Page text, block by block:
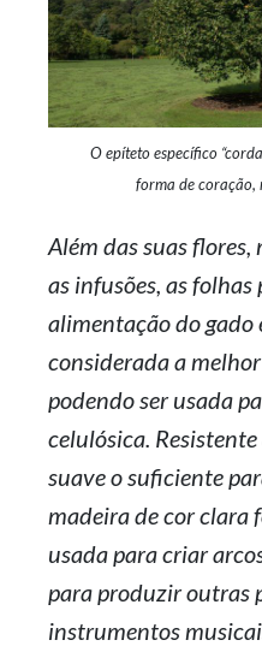
O epíteto específico
forma de coração,
Além das suas
as infusões, as
alimentação do gado
considerada a
podendo ser usada
celulósica.
suave o suficiente
madeira de cor
usada para criar
para produzir outras
instrumentos